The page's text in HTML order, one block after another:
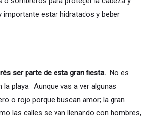
estar hidratados y beber
ser parte de esta gran fiesta. No es
playa. Aunque vas a ver algunas
o rojo porque buscan amor; la gran
las calles se van llenando con hombres,